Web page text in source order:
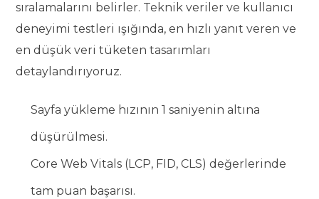
sıralamalarını belirler. Teknik veriler ve kullanıcı
deneyimi testleri ışığında, en hızlı yanıt veren ve
en düşük veri tüketen tasarımları
detaylandırıyoruz.
Sayfa yükleme hızının 1 saniyenin altına
düşürülmesi.
Core Web Vitals (LCP, FID, CLS) değerlerinde
tam puan başarısı.